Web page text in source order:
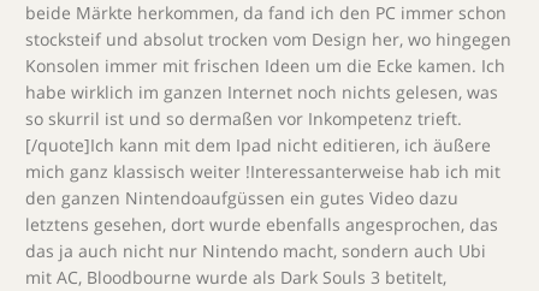
beide Märkte herkommen, da fand ich den PC immer schon
stocksteif und absolut trocken vom Design her, wo hingegen
Konsolen immer mit frischen Ideen um die Ecke kamen. Ich
habe wirklich im ganzen Internet noch nichts gelesen, was
so skurril ist und so dermaßen vor Inkompetenz trieft.
[/quote]Ich kann mit dem Ipad nicht editieren, ich äußere
mich ganz klassisch weiter !Interessanterweise hab ich mit
den ganzen Nintendoaufgüssen ein gutes Video dazu
letztens gesehen, dort wurde ebenfalls angesprochen, das
das ja auch nicht nur Nintendo macht, sondern auch Ubi
mit AC, Bloodbourne wurde als Dark Souls 3 betitelt,